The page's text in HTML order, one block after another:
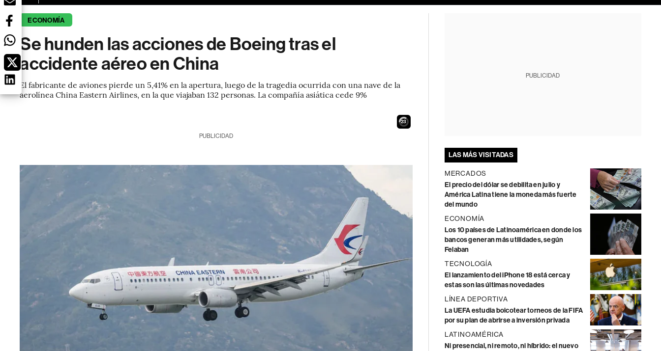
ECONOMÍA
Se hunden las acciones de Boeing tras el
accidente aéreo en China
El fabricante de aviones pierde un 5,41% en la apertura, luego de la tragedia ocurrida con una nave de la
aerolínea China Eastern Airlines, en la que viajaban 132 personas. La compañía asiática cede 9%
22
PUBLICIDAD
PUBLICIDAD
LAS MÁS VISITADAS
MERCADOS
El precio del dólar se debilita en julio y
América Latina tiene la moneda más fuerte
del mundo
ECONOMÍA
Los 10 países de Latinoamérica en donde los
bancos generan más utilidades, según
Felaban
TECNOLOGÍA
El lanzamiento del iPhone 18 está cerca y
estas son las últimas novedades
LÍNEA DEPORTIVA
La UEFA estudia boicotear torneos de la FIFA
por su plan de abrirse a inversión privada
LATINOAMÉRICA
Ni presencial, ni remoto, ni híbrido: el nuevo